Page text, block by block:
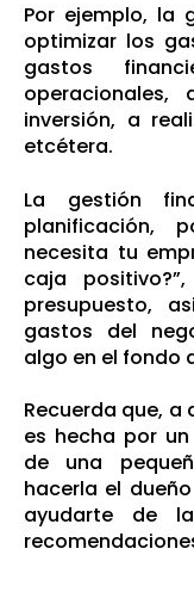
Por ejemplo, la
optimizar los
gastos
inversión, a
etcétera.
La gestión
planificación,
necesita tu
caja
presupuesto,
gastos del
algo en el fondo
Recuerda que,
es hecha por
de una
hacerla el
ayudarte de